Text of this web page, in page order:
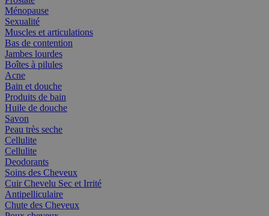
Ménopause
Sexualité
Muscles et articulations
Bas de contention
Jambes lourdes
Boîtes à pilules
Acne
Bain et douche
Produits de bain
Huile de douche
Savon
Peau très seche
Cellulite
Cellulite
Deodorants
Soins des Cheveux
Cuir Chevelu Sec et Irrité
Antipelliculaire
Chute des Cheveux